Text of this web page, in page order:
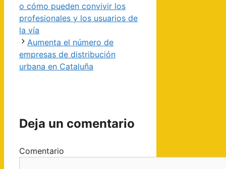
o cómo pueden convivir los
profesionales y los usuarios de
la vía
Aumenta el número de
empresas de distribución
urbana en Cataluña
Deja un comentario
Comentario